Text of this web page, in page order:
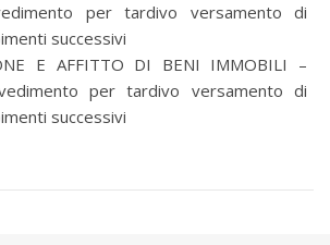
per tardivo versamento di
successivi
E AFFITTO DI BENI IMMOBILI –
per tardivo versamento di
successivi